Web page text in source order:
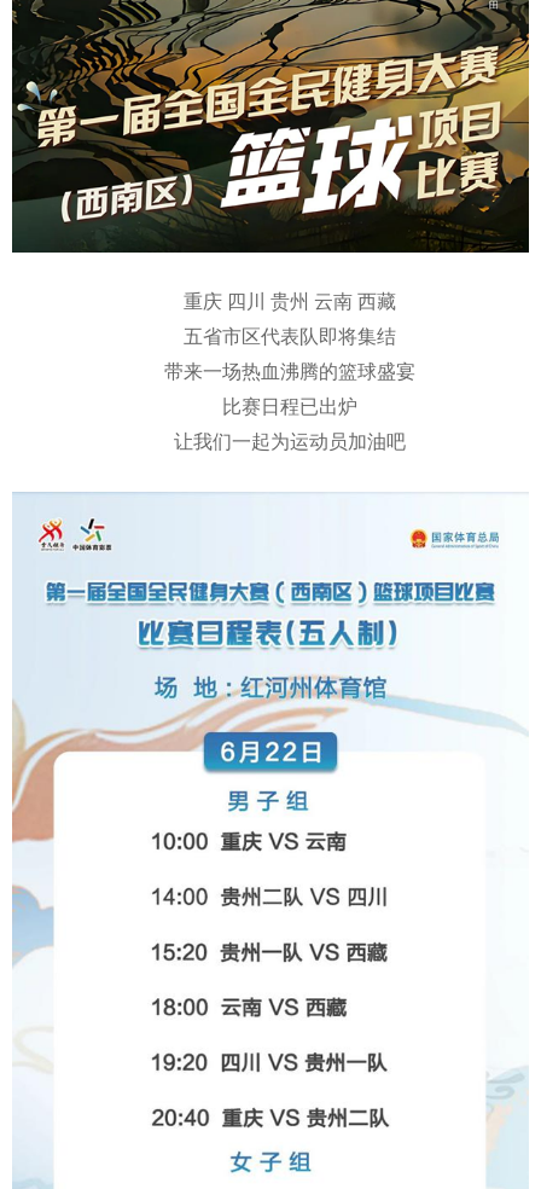
重庆 四川 贵州 云南 西藏
五省市区代表队即将集结
带来一场热血沸腾的篮球盛宴
比赛日程已出炉
让我们一起为运动员加油吧